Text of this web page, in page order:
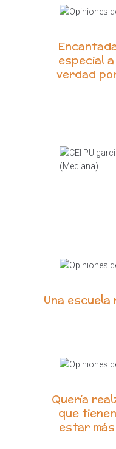
especial
verdad
Una
Quería
que
estar